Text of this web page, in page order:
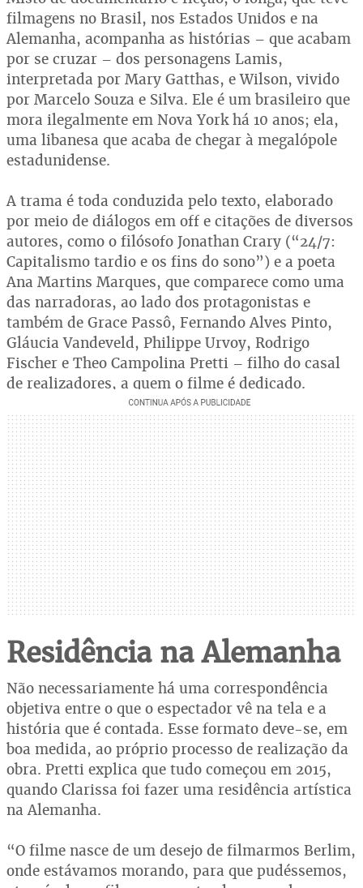
filmagens no Brasil, nos Estados Unidos e na
Alemanha, acompanha as histórias – que acabam
por se cruzar – dos personagens Lamis,
interpretada por Mary Gatthas, e Wilson, vivido
por Marcelo Souza e Silva. Ele é um brasileiro que
mora ilegalmente em Nova York há 10 anos; ela,
uma libanesa que acaba de chegar à megalópole
estadunidense.
A trama é toda conduzida pelo texto, elaborado
por meio de diálogos em off e citações de diversos
autores, como o filósofo Jonathan Crary (“24/7:
Capitalismo tardio e os fins do sono”) e a poeta
Ana Martins Marques, que comparece como uma
das narradoras, ao lado dos protagonistas e
também de Grace Passô, Fernando Alves Pinto,
Gláucia Vandeveld, Philippe Urvoy, Rodrigo
Fischer e Theo Campolina Pretti – filho do casal
de realizadores, a quem o filme é dedicado.
Residência na Alemanha
Não necessariamente há uma correspondência
objetiva entre o que o espectador vê na tela e a
história que é contada. Esse formato deve-se, em
boa medida, ao próprio processo de realização da
obra. Pretti explica que tudo começou em 2015,
quando Clarissa foi fazer uma residência artística
na Alemanha.
“O filme nasce de um desejo de filmarmos Berlim,
onde estávamos morando, para que pudéssemos,